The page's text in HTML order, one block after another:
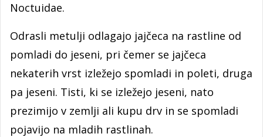
Noctuidae.
Odrasli metulji odlagajo jajčeca na rastline od
pomladi do jeseni, pri čemer se jajčeca
nekaterih vrst izležejo spomladi in poleti, druga
pa jeseni. Tisti, ki se izležejo jeseni, nato
prezimijo v zemlji ali kupu drv in se spomladi
pojavijo na mladih rastlinah.